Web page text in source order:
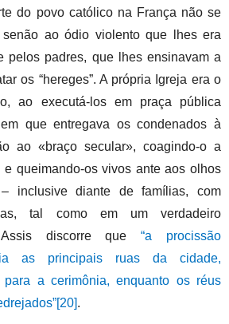
do povo católico na França não se
ao ódio violento que lhes era
pelos padres, que lhes ensinavam a
os “hereges”. A própria Igreja era o
ao executá-los em praça pública
que entregava os condenados à
ao «braço secular», coagindo-o a
e queimando-os vivos ante aos olhos
inclusive diante de famílias, com
tal como em um verdadeiro
discorre que“a procissão
as principais ruas da cidade,
a cerimônia, enquanto os réus
[20].